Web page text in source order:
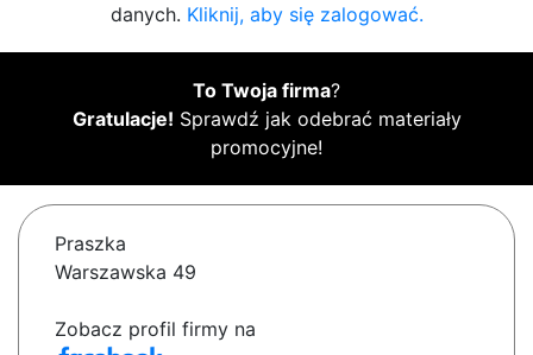
danych. Kliknij, aby się zalogować.
To Twoja firma?
Gratulacje! Sprawdź jak odebrać materiały
promocyjne!
Praszka
Warszawska 49
Zobacz profil firmy na